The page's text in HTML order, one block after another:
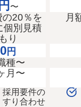
・engage
・採用設計
・改善
・効果改善
求人原稿
円 〜
の20％を
個別見積
もり
月
0円
種〜
月〜
採用要件の
すり合わせ